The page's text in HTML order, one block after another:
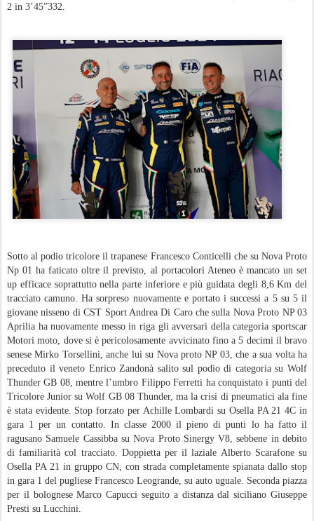
2 in 3’45”332.
Sotto al podio tricolore il trapanese Francesco Conticelli che su Nova Proto
Np 01 ha faticato oltre il previsto, al portacolori Ateneo è mancato un set
up efficace soprattutto nella parte inferiore e più guidata degli 8,6 Km del
tracciato camuno. Ha sorpreso nuovamente e portato i successi a 5 su 5 il
giovane nisseno di CST Sport Andrea Di Caro che sulla Nova Proto NP 03
Aprilia ha nuovamente messo in riga gli avversari della categoria sportscar
Motori moto, dove si è pericolosamente avvicinato fino a 5 decimi il bravo
senese Mirko Torsellini, anche lui su Nova proto NP 03, che a sua volta ha
preceduto il veneto Enrico Zandonà salito sul podio di categoria su Wolf
Thunder GB 08, mentre l’umbro Filippo Ferretti ha conquistato i punti del
Tricolore Junior su Wolf GB 08 Thunder, ma la crisi di pneumatici ala fine
è stata evidente. Stop forzato per Achille Lombardi su Osella PA 21 4C in
gara 1 per un contatto. In classe 2000 il pieno di punti lo ha fatto il
ragusano Samuele Cassibba su Nova Proto Sinergy V8, sebbene in debito
di familiarità col tracciato. Doppietta per il laziale Alberto Scarafone su
Osella PA 21 in gruppo CN, con strada completamente spianata dallo stop
in gara 1 del pugliese Francesco Leogrande, su auto uguale. Seconda piazza
per il bolognese Marco Capucci seguito a distanza dal siciliano Giuseppe
Presti su Lucchini.